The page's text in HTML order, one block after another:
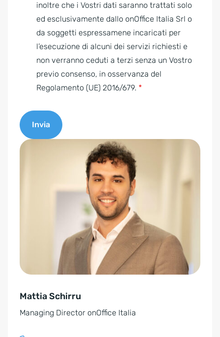
inoltre che i Vostri dati saranno trattati solo
ed esclusivamente dallo onOffice Italia Srl o
da soggetti espressamene incaricati per
l’esecuzione di alcuni dei servizi richiesti e
non verranno ceduti a terzi senza un Vostro
previo consenso, in osservanza del
Regolamento (UE) 2016/679. *
Invia
A
v
:Mattia Schirru
Managing Director onOffice Italia